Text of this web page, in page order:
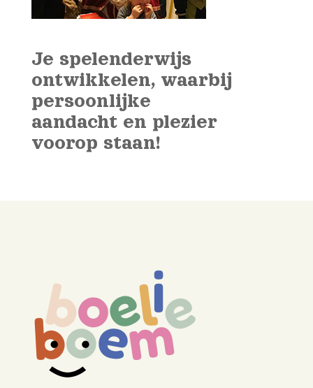
Je spelenderwijs
ontwikkelen, waarbij
persoonlijke
aandacht en plezier
voorop staan!